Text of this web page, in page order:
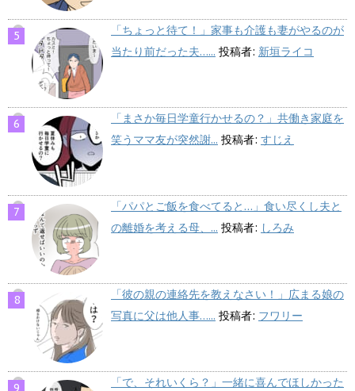
「ちょっと待て！」家事も介護も妻がやるのが
当たり前だった夫…... 投稿者: 新垣ライコ
「まさか毎日学童行かせるの？」共働き家庭を
笑うママ友が突然謝... 投稿者: すじえ
「パパとご飯を食べてると…」食い尽くし夫と
の離婚を考える母、... 投稿者: しろみ
「彼の親の連絡先を教えなさい！」広まる娘の
写真に父は他人事…... 投稿者: フワリー
「で、それいくら？」一緒に喜んでほしかった